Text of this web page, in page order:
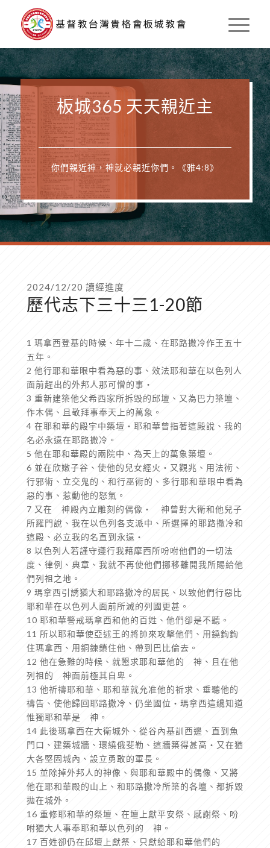
板城365 天天親近主
你們親近神，神就必親近你們。《雅4:8》
2024/12/20 讀經進度
歷代志下三十三1-20節
1 瑪拿西登基的時候、年十二歲、在耶路撒冷作王五十
五年。
2 他行耶和華眼中看為惡的事、效法耶和華在以色列人
面前趕出的外邦人那可憎的事‧
3 重新建築他父希西家所拆毀的邱壇、又為巴力築壇、
作木偶、且敬拜事奉天上的萬象。
4 在耶和華的殿宇中築壇‧耶和華曾指著這殿說、我的
名必永遠在耶路撒冷。
5 他在耶和華殿的兩院中、為天上的萬象築壇。
6 並在欣嫩子谷、使他的兒女經火‧又觀兆、用法術、
行邪術、立交鬼的、和行巫術的、多行耶和華眼中看為
惡的事、惹動他的怒氣。
7 又在 神殿內立雕刻的偶像‧ 神曾對大衛和他兒子
所羅門說、我在以色列各支派中、所選擇的耶路撒冷和
這殿、必立我的名直到永遠‧
8 以色列人若謹守遵行我藉摩西所吩咐他們的一切法
度、律例、典章、我就不再使他們挪移離開我所賜給他
們列祖之地。
9 瑪拿西引誘猶大和耶路撒冷的居民、以致他們行惡比
耶和華在以色列人面前所滅的列國更甚。
10 耶和華警戒瑪拿西和他的百姓、他們卻是不聽。
11 所以耶和華使亞述王的將帥來攻擊他們、用鐃鉤鉤
住瑪拿西、用銅鍊鎖住他、帶到巴比倫去。
12 他在急難的時候、就懇求耶和華他的 神、且在他
列祖的 神面前極其自卑。
13 他祈禱耶和華、耶和華就允准他的祈求、垂聽他的
禱告、使他歸回耶路撒冷、仍坐國位‧瑪拿西這纔知道
惟獨耶和華是 神。
14 此後瑪拿西在大衛城外、從谷內基訓西邊、直到魚
門口、建築城牆、環繞俄斐勒、這牆築得甚高‧又在猶
大各堅固城內、設立勇敢的軍長。
15 並除掉外邦人的神像、與耶和華殿中的偶像、又將
他在耶和華殿的山上、和耶路撒冷所築的各壇、都拆毀
拋在城外。
16 重修耶和華的祭壇、在壇上獻平安祭、感謝祭、吩
咐猶大人事奉耶和華以色列的 神。
17 百姓卻仍在邱壇上獻祭、只獻給耶和華他們的